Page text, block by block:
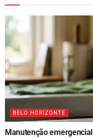
BELO HORIZONTE
Manutenção